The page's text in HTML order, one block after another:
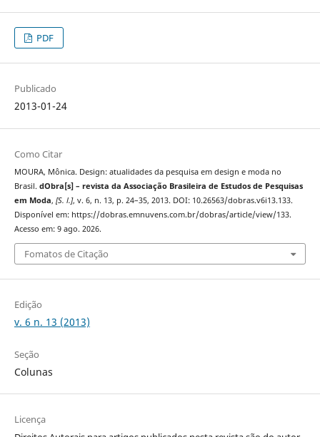
PDF
Publicado
2013-01-24
Como Citar
MOURA, Mônica. Design: atualidades da pesquisa em design e moda no
Brasil. dObra[s] – revista da Associação Brasileira de Estudos de Pesquisas
em Moda, [S. l.], v. 6, n. 13, p. 24–35, 2013. DOI: 10.26563/dobras.v6i13.133.
Disponível em: https://dobras.emnuvens.com.br/dobras/article/view/133.
Acesso em: 9 ago. 2026.
Fomatos de Citação
Edição
v. 6 n. 13 (2013)
Seção
Colunas
Licença